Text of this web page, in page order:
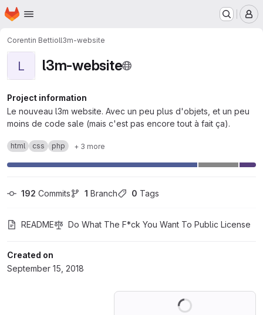
Skip to main content
Homepage
Corentin Bettioll3m-website
L l3m-website
Project information
Le nouveau l3m website. Avec un peu plus d'objets, et un peu
moins de code sale (mais c'est pas encore tout à fait ça).
html css php + 3 more
192 Commits 1 Branch 0 Tags
README Do What The F*ck You Want To Public License
Created on
September 15, 2018